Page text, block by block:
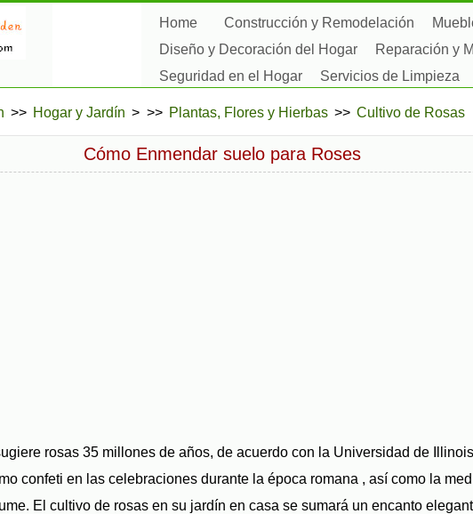
Home Construcción y Remodelación
Diseño y Decoración del Hogar
Reparación y
Seguridad en el Hogar
Servicios de Limpieza
>> Hogar y Jardín > >> Plantas, Flores y Hierbas >> Cultivo de Rosas
Cómo Enmendar suelo para Roses
rosas 35 millones de años, de acuerdo con la Universidad de
confeti en las celebraciones durante la época romana , así como la
El cultivo de rosas en su jardín en casa se ​​sumará un encanto